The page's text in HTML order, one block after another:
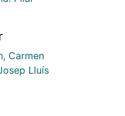
Carmen
Lluís